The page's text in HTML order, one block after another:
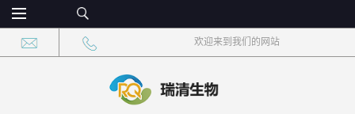
欢迎来到我们的网站